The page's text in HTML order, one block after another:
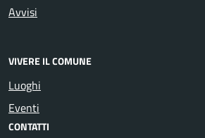
Avvisi
VIVERE IL COMUNE
Luoghi
Eventi
CONTATTI